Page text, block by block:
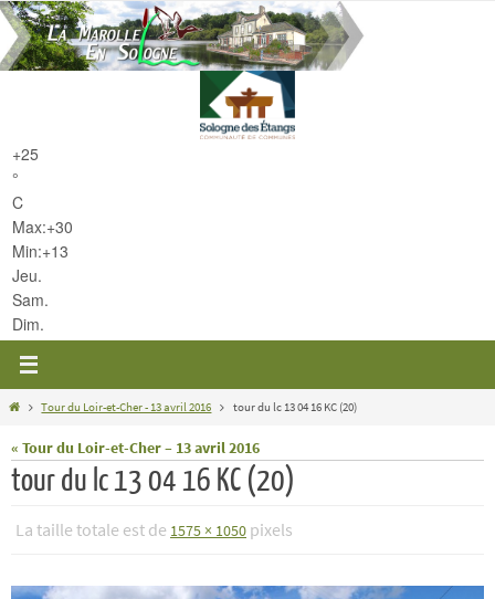
Passer
vers
le
+25
°
C
Max:+30
Min:+13
Jeu.
Sam.
Dim.
HomeTour du Loir-et-Cher - 13 avril 2016 tour du lc 13 04 16 KC (20)
« Tour du Loir-et-Cher – 13 avril 2016
tour du lc 13 04 16 KC (20)
La taille totale est de 1575 × 1050 pixels